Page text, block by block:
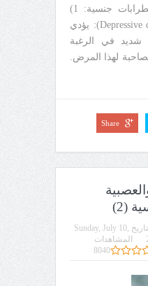
النفسية المصحوبة باضطرابات جنسية: 1)
مرض الاكتئاب (Depressive disorder): يؤدي
في الرغبة
Share
(2)
Sunday, July 10,
المشاهدات
8040